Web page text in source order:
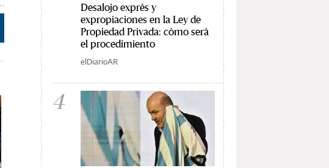
Desalojo exprés y
expropiaciones en la Ley de
Propiedad Privada: cómo será
el procedimiento
elDiarioAR
4